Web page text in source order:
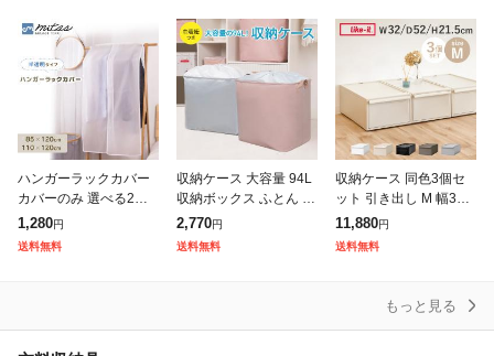
ト 押入れ 洋
わ収納 小物
入れ
ハンガーラックカバー
カバーのみ 選べる2サ
イズ マジックテープ付
き 衣類カバー 洋服カバ
1,280円
送料無料
収納ケース 大容量 94L
収納ボックス ふとん 衣
類 衣装 ケース 折りた
たみ 巾着 新生活 収納 l
2,770円
送料無料
収納ケース 同色3個セ
ット 引き出し M 幅32×
奥行52×高さ21.5cm ク
ローゼットシステム (
11,880円
送料無料
もっと見る